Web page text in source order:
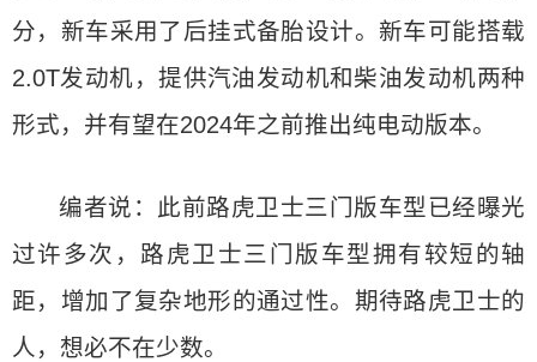
分，新车采用了后挂式备胎设计。新车可能搭载
2.0T发动机，提供汽油发动机和柴油发动机两种
形式，并有望在2024年之前推出纯电动版本。
编者说：此前路虎卫士三门版车型已经曝光
过许多次，路虎卫士三门版车型拥有较短的轴
距，增加了复杂地形的通过性。期待路虎卫士的
人，想必不在少数。